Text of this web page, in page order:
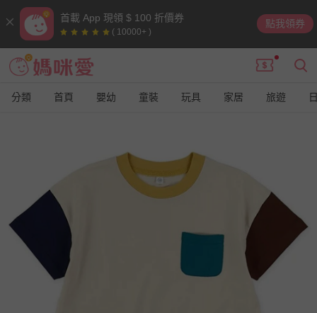
首載 App 現領 $ 100 折價券
( 10000+ )
點我領券
分類 首頁 嬰幼 童裝 玩具 家居 旅遊